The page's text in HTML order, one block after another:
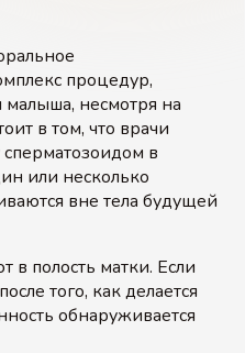
процедур,
малыша, несмотря на
в том, что врачи
в
или несколько
вне тела будущей
полость матки. Если
того, как делается
обнаруживается